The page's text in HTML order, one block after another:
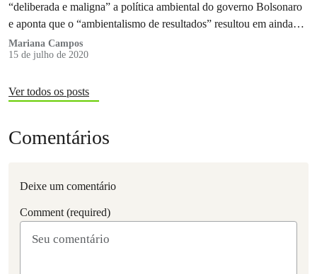
“deliberada e maligna” a política ambiental do governo Bolsonaro
e aponta que o “ambientalismo de resultados” resultou em ainda
mais desmatamento
Mariana Campos
15 de julho de 2020
Ver todos os posts
Comentários
Deixe um comentário
Comment (required)